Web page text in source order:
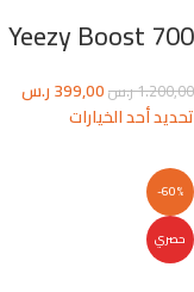
Yeezy Boost 700
1.200,00ر.س399,00ر.س
تحديد أحد الخيارات
-60%
حصري